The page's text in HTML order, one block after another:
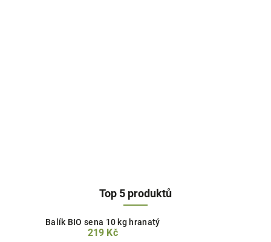
Top 5 produktů
Balík BIO sena 10 kg hranatý
219 Kč